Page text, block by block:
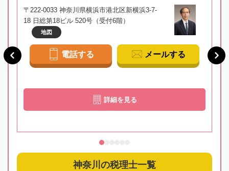
〒222-0033 神奈川県横浜市港北区新横浜3-7-
18 日総第18ビル 520号（受付6階）
地図
電話する メールする
詳細を見る
神奈川の税理士一覧